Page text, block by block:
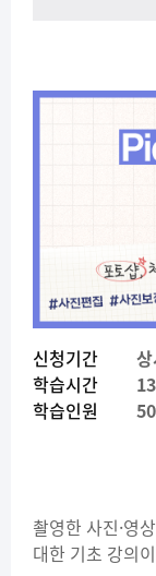
신청기간
학습시간
학습인원
촬영한 사진·영
대한 기초 강의